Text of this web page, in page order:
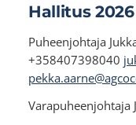
Hallitus 2026
Puheenjohtaja
+358407398040
Varapuheenjohtaja